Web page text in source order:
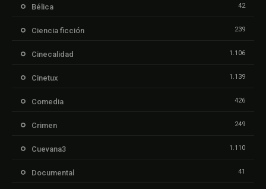
Bélica 42
Ciencia ficción 239
Cinecalidad 1.106
Cinetux 1.139
Comedia 426
Crimen 249
Cuevana3 1.110
Documental 41